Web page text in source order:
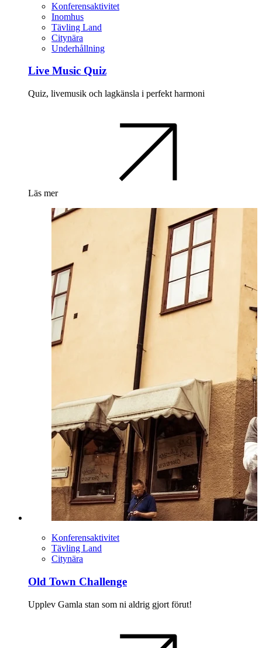
Konferensaktivitet
Inomhus
Tävling Land
Citynära
Underhållning
Live Music Quiz
Quiz, livemusik och lagkänsla i perfekt harmoni
Läs mer
Konferensaktivitet
Tävling Land
Citynära
Old Town Challenge
Upplev Gamla stan som ni aldrig gjort förut!